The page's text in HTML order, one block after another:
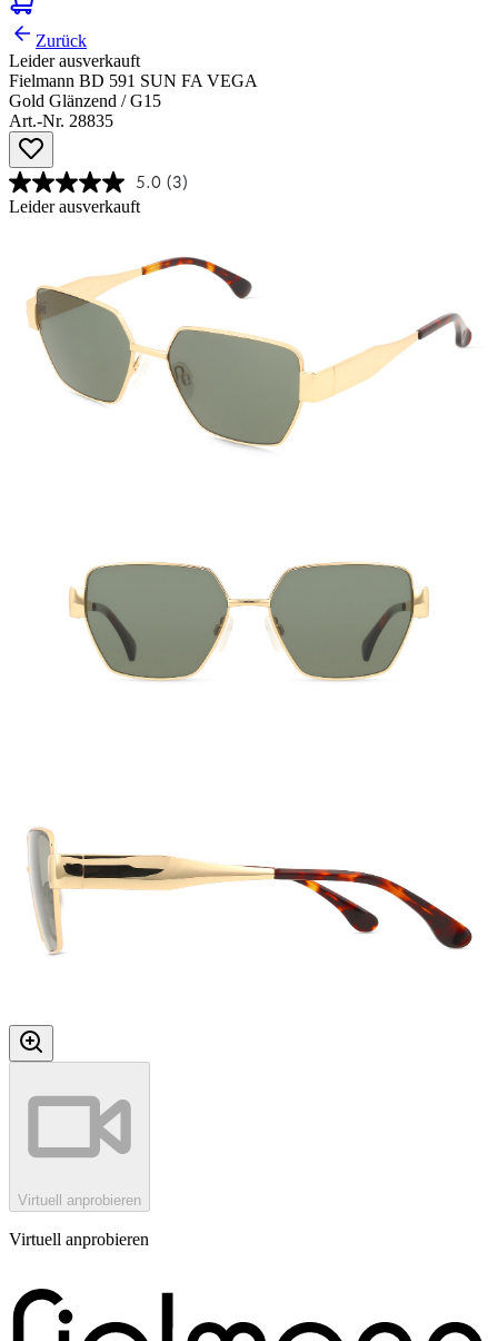
Zurück
Leider ausverkauft
Fielmann BD 591 SUN FA VEGA
Gold Glänzend / G15
Art.-Nr. 28835
5.0 (3)
Leider ausverkauft
Virtuell anprobieren
Virtuell anprobieren